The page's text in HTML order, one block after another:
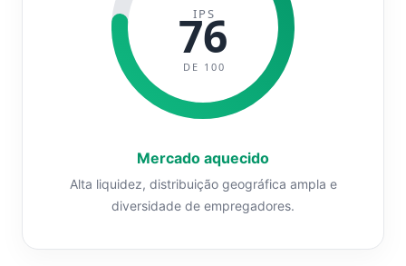
IPS
76
DE 100
Mercado aquecido
Alta liquidez, distribuição geográfica ampla e
diversidade de empregadores.